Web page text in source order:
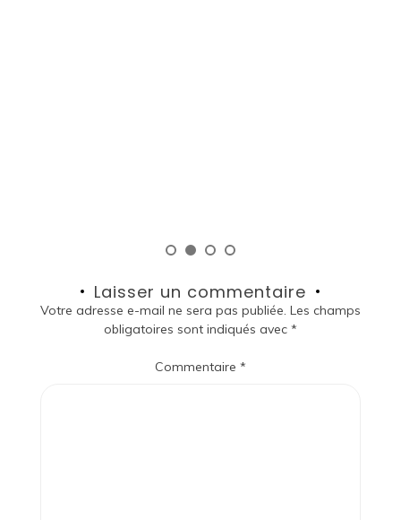
Laisser un commentaire
Votre adresse e-mail ne sera pas publiée. Les champs
obligatoires sont indiqués avec *
Commentaire *